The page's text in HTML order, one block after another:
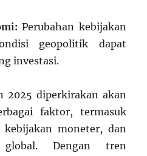
Perubahan kebijakan
geopolitik dapat
investasi.
2025 diperkirakan akan
faktor, termasuk
moneter, dan
Dengan tren